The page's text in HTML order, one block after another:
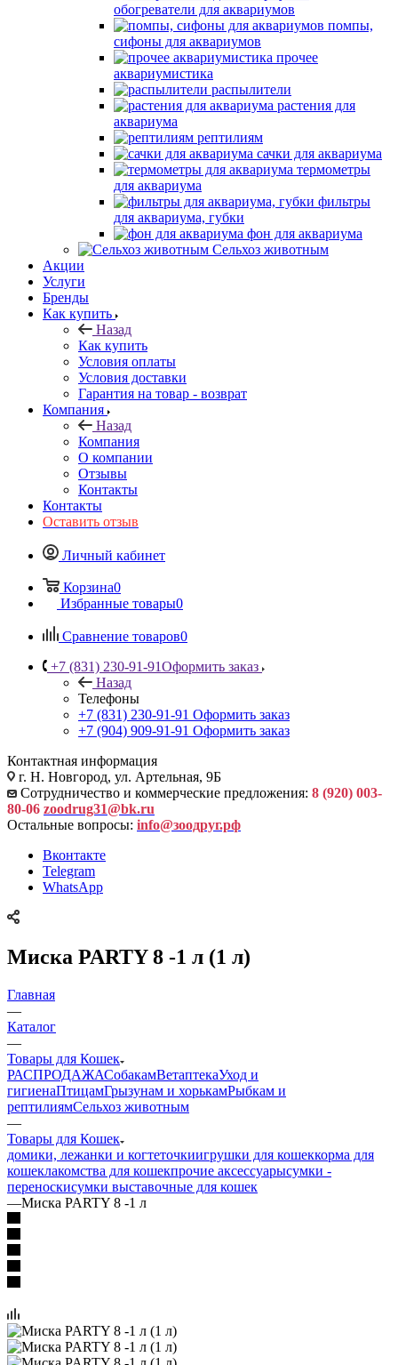
обогреватели для аквариумов
помпы,
сифоны для аквариумов
прочее
аквариумистика
распылители
растения для
аквариума
рептилиям
сачки для аквариума
термометры
для аквариума
фильтры
для аквариума, губки
фон для аквариума
Сельхоз животным
Акции
Услуги
Бренды
Как купить
Назад
Как купить
Условия оплаты
Условия доставки
Гарантия на товар - возврат
Компания
Назад
Компания
О компании
Отзывы
Контакты
Контакты
Оставить отзыв
Личный кабинет
Корзина0
Избранные товары0
Сравнение товаров0
+7 (831) 230-91-91Оформить заказ
Назад
Телефоны
+7 (831) 230-91-91 Оформить заказ
+7 (904) 909-91-91 Оформить заказ
Контактная информация
г. Н. Новгород, ул. Артельная, 9Б
Сотрудничество и коммерческие предложения: 8 (920) 003-
80-06 zoodrug31@bk.ru
Остальные вопросы: info@зоодруг.рф
Вконтакте
Telegram
WhatsApp
Миска PARTY 8 -1 л (1 л)
Главная
—
Каталог
—
Товары для Кошек
РАСПРОДАЖАСобакамВетаптекаУход и
гигиенаПтицамГрызунам и хорькамРыбкам и
рептилиямСельхоз животным
—
Товары для Кошек
домики, лежанки и когтеточкиигрушки для кошеккорма для
кошеклакомства для кошекпрочие аксессуарысумки -
переноскисумки выставочные для кошек
—Миска PARTY 8 -1 л